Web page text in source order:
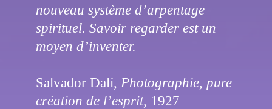
nouveau système d’arpentage
spirituel. Savoir regarder est un
moyen d’inventer.
Salvador Dalí, Photographie, pure
création de l’esprit, 1927